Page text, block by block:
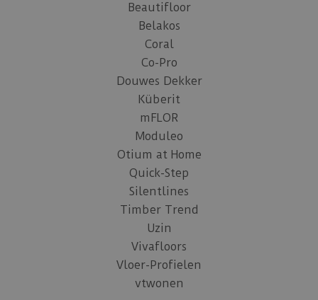
Beautifloor
Belakos
Coral
Co-Pro
Douwes Dekker
Küberit
mFLOR
Moduleo
Otium at Home
Quick-Step
Silentlines
Timber Trend
Uzin
Vivafloors
Vloer-Profielen
vtwonen